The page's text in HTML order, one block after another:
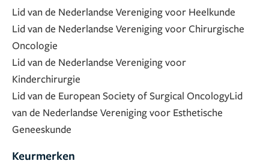
Lid van de Nederlandse Vereniging voor Heelkunde
Lid van de Nederlandse Vereniging voor Chirurgische
Oncologie
Lid van de Nederlandse Vereniging voor
Kinderchirurgie
Lid van de European Society of Surgical OncologyLid
van de Nederlandse Vereniging voor Esthetische
Geneeskunde
Keurmerken